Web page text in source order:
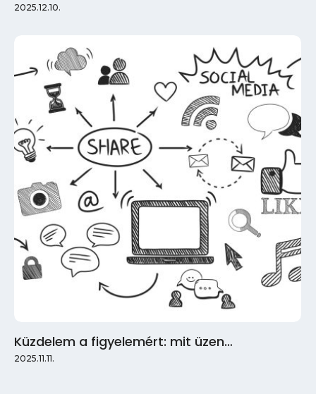
2025.12.10.
Küzdelem a figyelemért: mit üzen…
2025.11.11.